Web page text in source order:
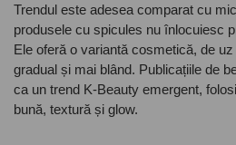
Trendul este adesea comparat cu
produsele cu spicules nu înlocuiesc
Ele oferă o variantă cosmetică, de
gradual și mai blând. Publicațiile de
ca un trend K-Beauty emergent,
bună, textură și glow.